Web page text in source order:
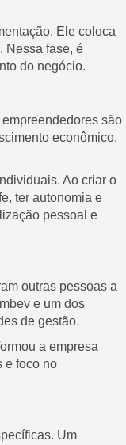
Ele coloca
Nessa fase, é
do negócio.
são
econômico.
Ao criar o
ter autonomia e
pessoal e
outras pessoas a
e um dos
de gestão.
a empresa
e foco no
Um